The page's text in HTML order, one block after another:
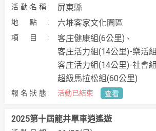
屏東縣
六堆客家文化園區
客庄健康組(6公里)
客庄活力組(14公里)-樂活組
客庄活力組(14公里)-社會組
超級馬拉松組(60公里)
活動已結束 查看
2025第十屆龍井單車逍遙遊